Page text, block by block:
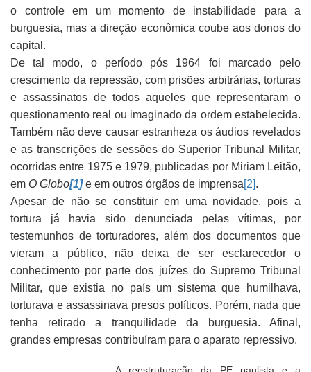
o controle em um momento de instabilidade para a
burguesia, mas a direção econômica coube aos donos do
capital.
De tal modo, o período pós 1964 foi marcado pelo
crescimento da repressão, com prisões arbitrárias, torturas
e assassinatos de todos aqueles que representaram o
questionamento real ou imaginado da ordem estabelecida.
Também não deve causar estranheza os áudios revelados
e as transcrições de sessões do Superior Tribunal Militar,
ocorridas entre 1975 e 1979, publicadas por Miriam Leitão,
em O Globo[1]e em outros órgãos de imprensa[2].
Apesar de não se constituir em uma novidade, pois a
tortura já havia sido denunciada pelas vítimas, por
testemunhos de torturadores, além dos documentos que
vieram a público, não deixa de ser esclarecedor o
conhecimento por parte dos juízes do Supremo Tribunal
Militar, que existia no país um sistema que humilhava,
torturava e assassinava presos políticos. Porém, nada que
tenha retirado a tranquilidade da burguesia. Afinal,
grandes empresas contribuíram para o aparato repressivo.
A reestruturação da PE paulista e a